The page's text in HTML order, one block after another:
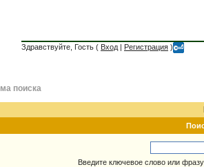
Здравствуйте, Гость ( Вход | Регистрация )
поиска
Введите ключевое слово или